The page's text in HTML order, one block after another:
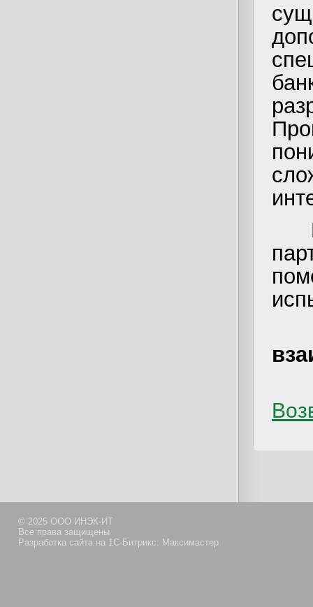
© 2025 ООО ИНЭК-ИТ
Все права защищены
Разработка сайта на 1С-Битрикс: Максимастер